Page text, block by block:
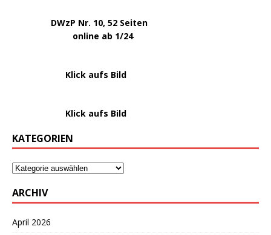
DWzP Nr. 10, 52 Seiten
online ab 1/24
Klick aufs Bild
Klick aufs Bild
KATEGORIEN
ARCHIV
April 2026